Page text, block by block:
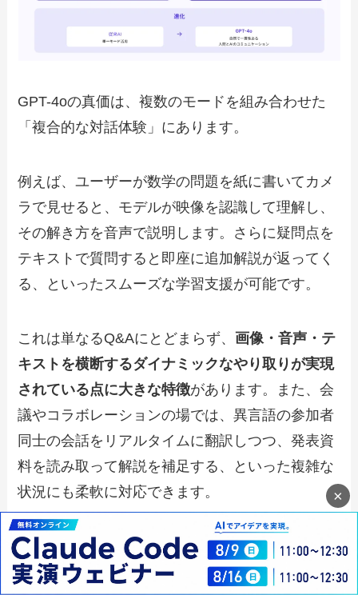
GPT-4oの真価は、複数のモードを組み合わせた
「複合的な対話体験」にあります。
例えば、ユーザーが数学の問題を紙に書いてカメ
ラで見せると、モデルが映像を認識して理解し、
その解き方を音声で説明します。さらに疑問点を
テキストで質問すると即座に追加解説が返ってく
る、といったスムーズな学習支援が可能です。
これは単なるQ&Aにとどまらず、画像・音声・テ
キストを横断するダイナミックなやり取りが実現
されている点に大きな特徴があります。また、会
議やコラボレーションの場では、異言語の参加者
同士の会話をリアルタイムに翻訳しつつ、発表資
料を読み取って解説を補足する、といった複雑な
状況にも柔軟に対応できます。
従来のAIは単一モードごとの活用が中心でした
が、GPT-4oはそれを超えて、人間とAIのコミュニ
×